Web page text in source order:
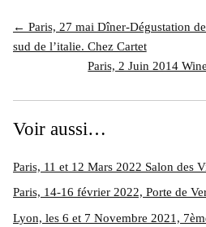
← Paris, 27 mai Dîner-Dégustation
sud de l’italie. Chez Cartet
Paris, 2 Juin 2014
Voir aussi…
Paris, 11 et 12 Mars 2022 Salon des
Paris, 14-16 février 2022, Porte de
Lyon, les 6 et 7 Novembre 2021,